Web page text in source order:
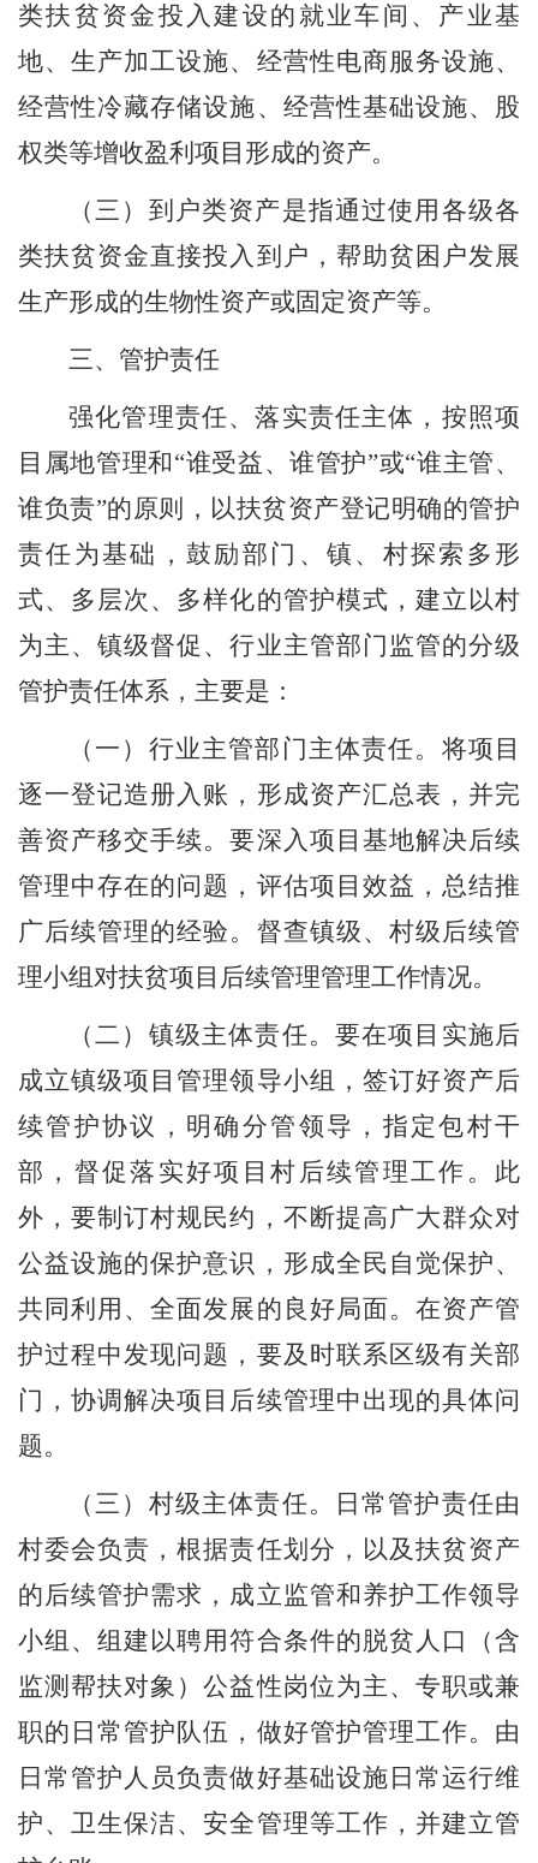
类扶贫资金投入建设的就业车间、产业基
地、生产加工设施、经营性电商服务设施、
经营性冷藏存储设施、经营性基础设施、股
权类等增收盈利项目形成的资产。
（三）到户类资产是指通过使用各级各
类扶贫资金直接投入到户，帮助贫困户发展
生产形成的生物性资产或固定资产等。
三、管护责任
强化管理责任、落实责任主体 ， 按照项
目属地管理和“谁受益、谁管护”或“谁主管、
谁负责”的原则，以扶贫资产登记明确的管护
责任为基础，鼓励部门、 镇、村探索多形
式、多层次、多样化的管护模式 ， 建立以村
为主、镇级督促、行业主管部门 监管的分级
管护责任体系 ， 主要是：
（一）行业主管部门主体责任。 将项目
逐一登记造册入账，形成资产汇总表，并完
善资产移交手续。要深入项目基地解决后续
管理中存在的问题，评估项目效益，总结推
广后续管理的经验。督查镇级、村级后续管
理小组对扶贫项目后续管理管理工作情况。
（二）镇级主体责任。 要在项目实施后
成立镇级项目管理领导小组， 签订好资产后
续管护协议， 明确分管领导，指定包村干
部， 督促落实好项目村后续管理工作 。 此
外，要制订村规民约，不断提高广大群众对
公益设施的保护意识，形成全民自觉保护、
共同利用、全面发展的良好局面。 在资产管
护过程中发现问题，要及时联系区级有关部
门 ，协调解决项目后续管理中出现的具体问
题。
（三）村级主体责任。
日常管护责任由
村委会负责，根据责任划分，以及扶贫资产
的后续管护需求， 成立监管和养护工作领导
小组、组建以聘用符合条件的脱贫人口（含
监测帮扶对象）公益性岗位为主、专职或兼
职的日常管护队伍，做好管护管理工作。由
日常管护人员负责做好基础设施日常运行维
护、卫生保洁、安全管理等工作，并建立管